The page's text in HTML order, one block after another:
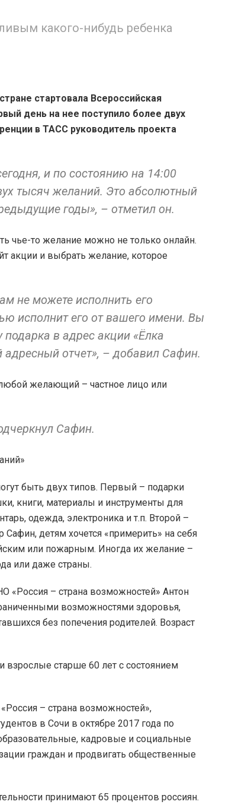
какого-нибудь ребенка
стартовала Всероссийская
день на нее поступило более двух
в ТАСС руководитель проекта
и по состоянию на 14:00
тысяч желаний. Это абсолютный
годы», – отметил он.
чье-то желание можно не только онлайн.
акции и выбрать желание, которое
не можете исполнить его
исполнит его от вашего имени. Вы
в адрес акции «Ёлка
отчет», – добавил Сафин.
желающий – частное лицо или
Сафин.
быть двух типов. Первый – подарки
книги, материалы и инструменты для
одежда, электроника и т.п. Второй –
детям хочется «примерить» на себя
или пожарным. Иногда их желание –
или даже страны.
«Россия – страна возможностей» Антон
возможностями здоровья,
без попечения родителей. Возраст
взрослые старше 60 лет с состоянием
– страна возможностей»,
в Сочи в октябре 2017 года по
кадровые и социальные
граждан и продвигать общественные
принимают 65 процентов россиян.